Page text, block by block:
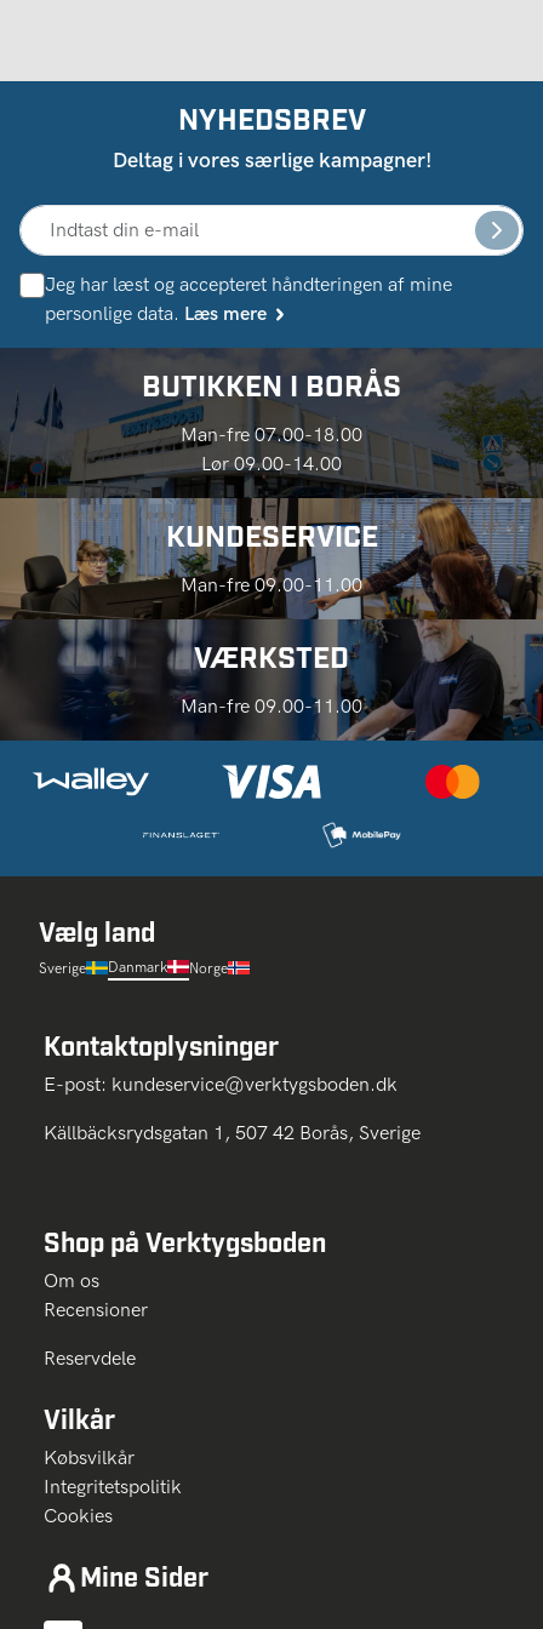
NYHEDSBREV
Deltag i vores særlige kampagner!
Jeg har læst og accepteret håndteringen af ​​mine
personlige data. Læs mere
BUTIKKEN I BORÅS
Man-fre 07.00-18.00
Lør 09.00-14.00
KUNDESERVICE
Man-fre 09.00-11.00
VÆRKSTED
Man-fre 09.00-11.00
Vælg land
Sverige Danmark Norge
Kontaktoplysninger
E-post: kundeservice@verktygsboden.dk
Källbäcksrydsgatan 1, 507 42 Borås, Sverige
Shop på Verktygsboden
Om os
Recensioner
Reservdele
Vilkår
Købsvilkår
Integritetspolitik
Cookies
Mine Sider